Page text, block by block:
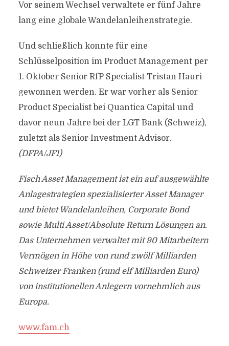
Vor seinem Wechsel verwaltete er fünf Jahre
lang eine globale Wandelanleihenstrategie.
Und schließlich konnte für eine
Schlüsselposition im Product Management per
1. Oktober Senior RfP Specialist Tristan Hauri
gewonnen werden. Er war vorher als Senior
Product Specialist bei Quantica Capital und
davor neun Jahre bei der LGT Bank (Schweiz),
zuletzt als Senior Investment Advisor.
(DFPA/JF1)
Fisch Asset Management ist ein auf ausgewählte
Anlagestrategien spezialisierter Asset Manager
und bietet Wandelanleihen, Corporate Bond
sowie Multi Asset/Absolute Return Lösungen an.
Das Unternehmen verwaltet mit 90 Mitarbeitern
Vermögen in Höhe von rund zwölf Milliarden
Schweizer Franken (rund elf Milliarden Euro)
von institutionellen Anlegern vornehmlich aus
Europa.
www.fam.ch